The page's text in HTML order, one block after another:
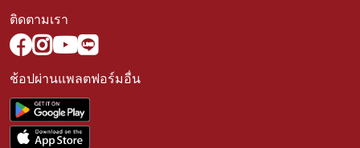
ติดตามเรา
ช้อปผ่านแพลตฟอร์มอื่น